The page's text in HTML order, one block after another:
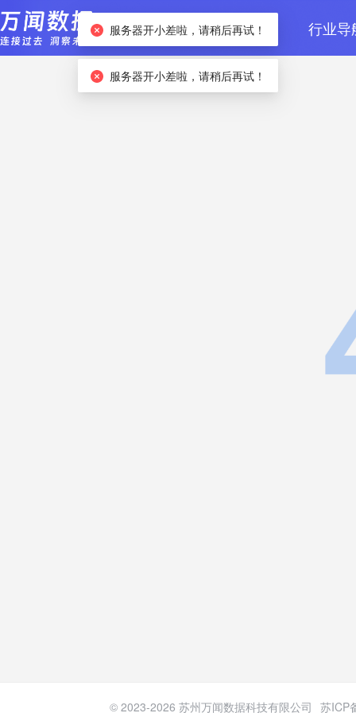
首页 数据检索 行业导
© 2023-2026 苏州万闻数据科技有限公司 苏ICP
服务器开小差啦，请稍后再试！
服务器开小差啦，请稍后再试！